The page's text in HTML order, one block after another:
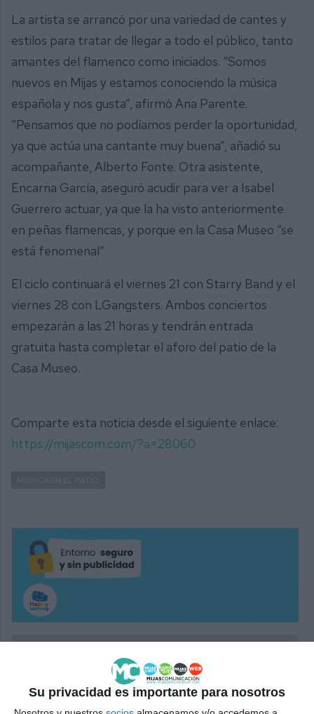
Su privacidad es importante para nosotros
La artista se arrancó por una variedad de cantes y
estilos para tratar de llegar a todo el público, tanto
amantes del flamenco como iniciados. “Somos
nuevos en Mijas y estamos conociendo la música
española y nos gusta”, afirmó Ana Parente.
“Pensamos que no podíamos perder la oportunidad,
ya que actúa una cantante muy buena”, añadió su
acompañante, Alberto Fonte. Otra asistente,
Encarna García, aseguró acudir para ver a Isabel
Guerrero actuar, ya que la ha visto anteriormente
en peñas flamencas, y porque en la Casa Museo “se
está fenomenal”
El ciclo continuará el viernes 21 con Starry Band y el
viernes 28 con LGangsters. Ambos conciertos
empezarán a las 21 horas y tendrán entrada
gratuita hasta completar el aforo del patio de la
Casa Museo.
Comparte esta noticia desde el siguiente enlace:
https://mijascom.com/?a=28060